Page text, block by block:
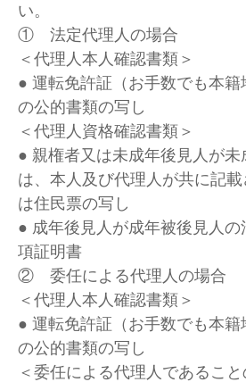
い。
① 法定代理人の場合
＜代理人本人確認書類＞
● 運転免許証（お手数でも本
の公的書類の写し
＜代理人資格確認書類＞
● 親権者又は未成年後見人が
は、本人及び代理人が共に記
は住民票の写し
● 成年後見人が成年被後見人
項証明書
② 委任による代理人の場合
＜代理人本人確認書類＞
● 運転免許証（お手数でも本
の公的書類の写し
＜委任による代理人であるこ